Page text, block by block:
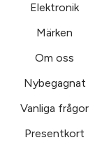
Elektronik
Märken
Om oss
Nybegagnat
Vanliga frågor
Presentkort